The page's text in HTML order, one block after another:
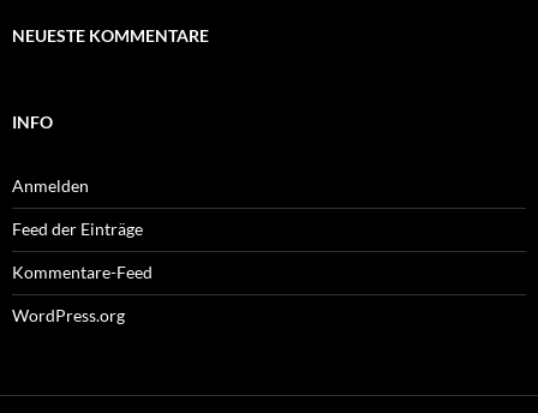
NEUESTE KOMMENTARE
INFO
Anmelden
Feed der Einträge
Kommentare-Feed
WordPress.org